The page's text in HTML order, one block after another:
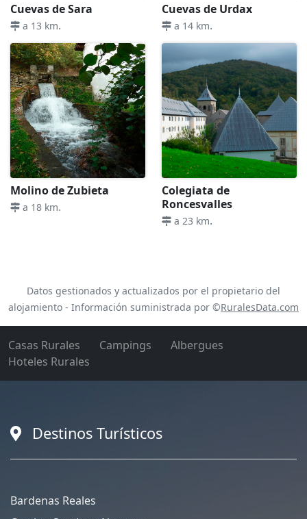
Cuevas de Sara
a 13 km.
Cuevas de Urdax
a 14 km.
Molino de Zubieta
a 18 km.
Colegiata de
Roncesvalles
a 23 km.
Datos gestionados y actualizados por el propietario del
alojamiento - Información suministrada por ©RuralesData.com
Casas Rurales Campings
Albergues
Hoteles Rurales
Destinos Turísticos
Bardenas Reales